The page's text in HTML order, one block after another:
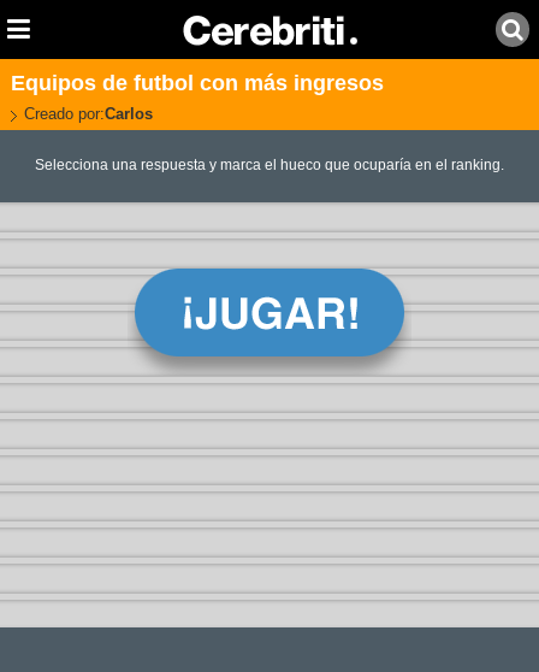
Equipos de futbol con más ingresos
Creado por:Carlos
Selecciona una respuesta y marca el hueco que ocuparía en el ranking.